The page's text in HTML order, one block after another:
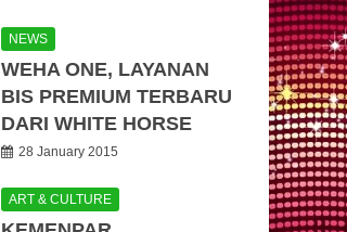
NEWS
WEHA ONE, LAYANAN
BIS PREMIUM TERBARU
DARI WHITE HORSE
28 January 2015
ART & CULTURE